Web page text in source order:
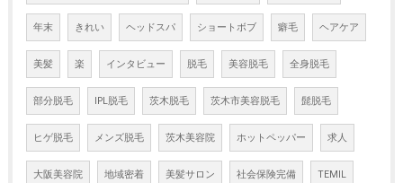
年末 きれい ヘッドスパ ショートボブ 癖毛 ヘアケア
美髪 楽 インタビュー 脱毛 美容脱毛 全身脱毛
部分脱毛 IPL脱毛 茨木脱毛 茨木市美容脱毛 髭脱毛
ヒゲ脱毛 メンズ脱毛 茨木美容院 ホットペッパー 求人
大阪美容院 地域密着 美髪サロン 社会保険完備 TEMIL